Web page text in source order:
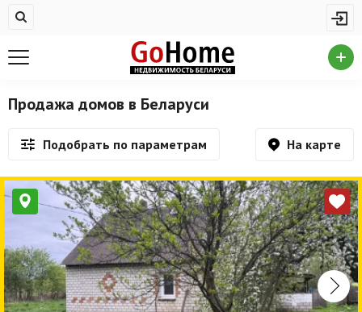
Купить квартиру
Новостройки
Дома/коттеджи/участки
Комерческая недвижимость
Продажа коммерческой недвижимости
Аренда коммерческой недвижимости
Продажа домов в Беларуси
Подобрать по параметрам На карте